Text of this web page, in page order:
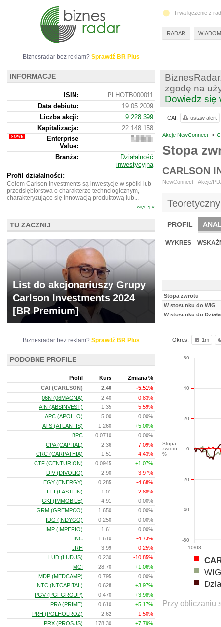
zgodę na
Dowiedz się
Akcje NewConnect •
Stopa
CARLSON
NewConnect - Akcje/
PROFIL
BR LAB
WYKRES
Stopa zwrotu
W stosunku do WIG
W stosunku do
Okres: 1m
10/08
Stopa
zwrotu
%
-60
-40
-20
0
20
40
60
WIG
Przy obliczaniu
CAI: ustaw alert
Biznesradar bez reklam? Sprawdź BR Plus
INFORMACJE
ISIN:
PLHOTB000011
Data debiutu:
19.05.2009
Liczba akcji:
9 228 399
Kapitalizacja:
22 148 158
Enterprise
Value:
22
158
Branża:
Działalność
inwestycyjna
Profil działalności:
Celem Carlson Investments są inwestycje w spółki lub
przedsiębiorstwa o charakterze technologicznym,
charakteryzujące się innowacją produktową lub...
więcej »
TU ZACZNIJ
List do akcjonariuszy Grupy
Carlson Investments 2024
[BR Premium]
Biznesradar bez reklam? Sprawdź BR Plus
PODOBNE PROFILE
Profil Kurs
Zmiana %
CAI (CARLSON)
2.40
-5.51%
06N (06MAGNA)
2.40
-0.83%
AIN (ABSINVEST)
1.35
-5.59%
APC (APOLLO)
5.00
0.00%
ATS (ATLANTIS)
1.260
+5.00%
BPC
0.0710
0.00%
CPA (CAPITAL)
2.36
-7.09%
CRC (CARPATHIA)
1.51
-4.43%
CTF (CENTURION)
0.0945
+1.07%
DIV (DIVOLIO)
2.90
-3.97%
EGY (ENERGY)
0.285
-4.68%
FFI (FASTFIN)
1.01
-2.88%
GKI (IMMOBILE)
4.91
0.00%
GRM (GREMPCO)
1.650
0.00%
IDG (INDYGO)
0.250
0.00%
IMP (IMPERIO)
1.61
0.00%
INC
1.610
-4.73%
JRH
3.99
-0.25%
LUD (LUDUS)
0.230
-10.85%
MCI
28.70
+1.06%
MDP (MEDCAMP)
0.795
0.00%
NTC (NTCAPITAL)
0.628
+3.97%
PGV (PGFGROUP)
0.470
+3.98%
PRA (PRIME)
0.610
+5.17%
PRH (POLHOLROZ)
2.62
-1.50%
PRX (PROSUS)
178.30
+7.79%
Trwa łączenie z
RADAR